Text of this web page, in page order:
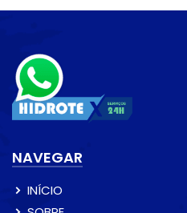
NAVEGAR
INÍCIO